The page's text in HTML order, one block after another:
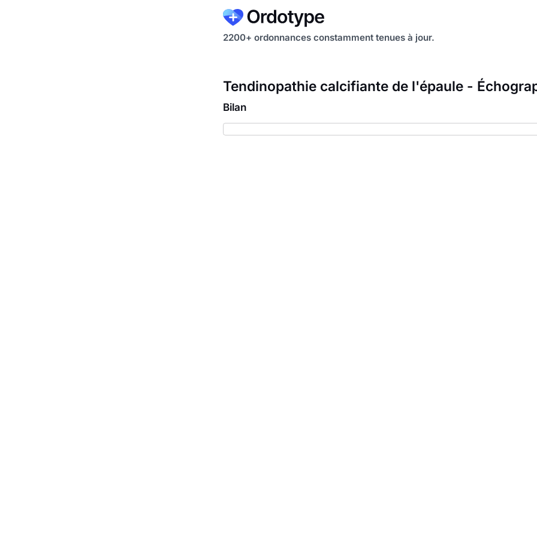
2200+ ordonnances constamment tenues à jour.
Tendinopathie calcifiante de l'épaule -
Bilan